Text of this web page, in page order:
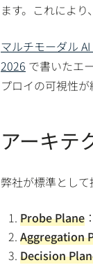
ます。これによ
マルチモーダル
2026 で書いたエ
プロイの可視性が
アーキテ
弊社が標準として
Probe Plane
Aggregation
Decision